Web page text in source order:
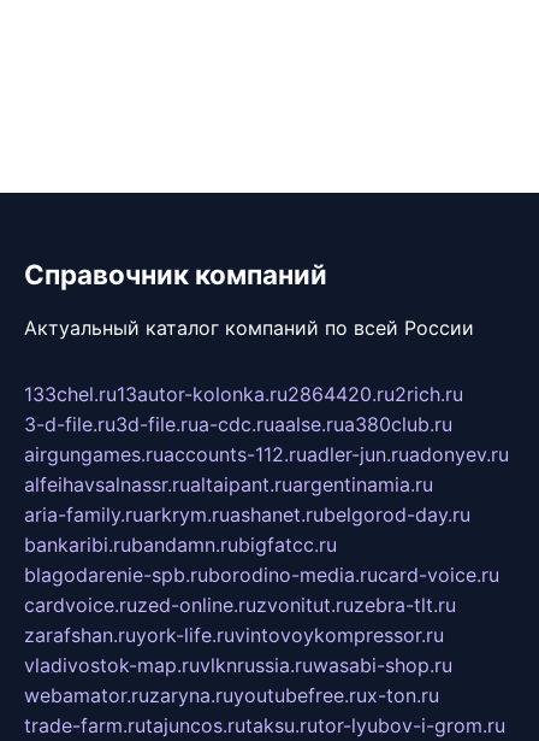
Справочник компаний
Актуальный каталог компаний по всей России
133chel.ru13autor-kolonka.ru2864420.ru2rich.ru
3-d-file.ru3d-file.rua-cdc.ruaalse.rua380club.ru
airgungames.ruaccounts-112.ruadler-jun.ruadonyev.ru
alfeihavsalnassr.rualtaipant.ruargentinamia.ru
aria-family.ruarkrym.ruashanet.rubelgorod-day.ru
bankaribi.rubandamn.rubigfatcc.ru
blagodarenie-spb.ruborodino-media.rucard-voice.ru
cardvoice.ruzed-online.ruzvonitut.ruzebra-tlt.ru
zarafshan.ruyork-life.ruvintovoykompressor.ru
vladivostok-map.ruvlknrussia.ruwasabi-shop.ru
webamator.ruzaryna.ruyoutubefree.rux-ton.ru
trade-farm.rutajuncos.rutaksu.rutor-lyubov-i-grom.ru